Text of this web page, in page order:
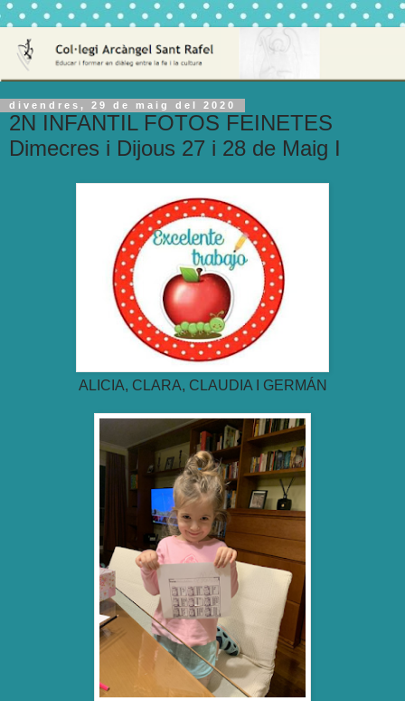
divendres, 29 de maig del 2020
2N INFANTIL FOTOS FEINETES
Dimecres i Dijous 27 i 28 de Maig I
ALICIA, CLARA, CLAUDIA I GERMÁN